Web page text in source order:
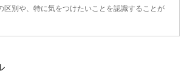
区別や、特に気をつけたいことを認識することが